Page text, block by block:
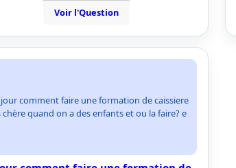
Voir l'Question
comment faire une formation de caissiere
chère quand on a des enfants et ou la faire? e